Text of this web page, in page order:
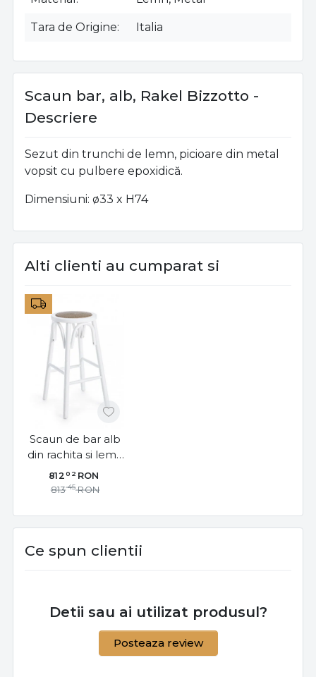
Tara de Origine Italia
Scaun bar, alb, Rakel Bizzotto -
Descriere
Sezut din trunchi de lemn, picioare din metal
vopsit cu pulbere epoxidică.
Dimensiuni: ø33 x H74
Alti clienti au cumparat si
Scaun de bar alb
din rachita si lemn
de Ulm, Circle
Bizzotto
81202 RON
81345 RON
Ce spun clientii
Detii sau ai utilizat produsul?
Posteaza review